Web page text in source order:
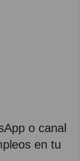
o canal
en tu